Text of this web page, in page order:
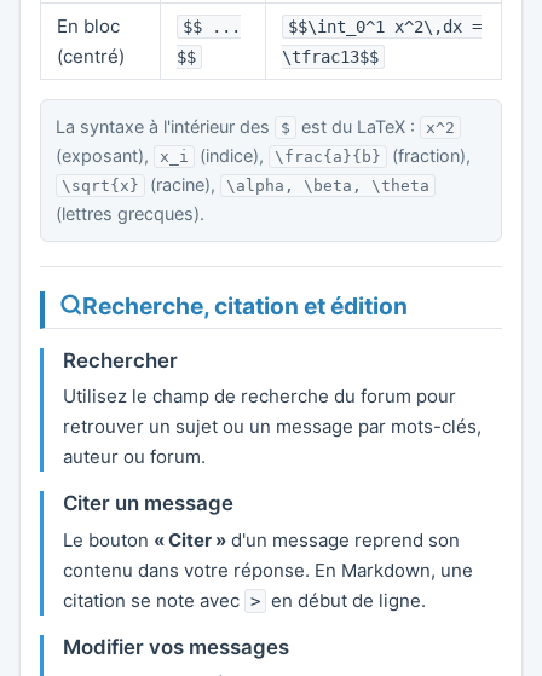
En bloc
(centré)
$$ ...
$$
$$\int_0^1 x^2\,dx =
\tfrac13$$
La syntaxe à l'intérieur des $ est du LaTeX : x^2
(exposant), x_i (indice), \frac{a}{b} (fraction),
\sqrt{x} (racine), \alpha, \beta, \theta
(lettres grecques).
Recherche, citation et édition
Rechercher
Utilisez le champ de recherche du forum pour
retrouver un sujet ou un message par mots-clés,
auteur ou forum.
Citer un message
Le bouton « Citer » d'un message reprend son
contenu dans votre réponse. En Markdown, une
citation se note avec > en début de ligne.
Modifier vos messages